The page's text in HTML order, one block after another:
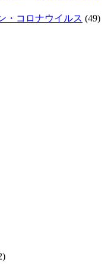
・コロナウイルス (49)